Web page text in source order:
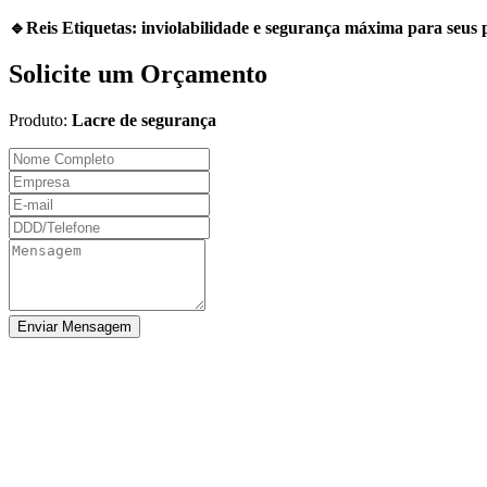
🔹Reis Etiquetas: inviolabilidade e segurança máxima para seus
Solicite um Orçamento
Produto: Lacre de segurança
Enviar Mensagem